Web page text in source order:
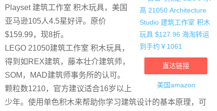
直达链接
美国amazon
Playset 建筑工作室 积木玩具，美国
亚马逊105人4.5星好评。原价
$159.99，现8折。
LEGO 21050建筑工作室 积木玩具，
得到如REX建筑，藤本壮介建筑师，
SOM，MAD建筑师事务所的认可。
颗粒数1210，官方建议适合16岁以上
少年。使用单色积木来帮助你学习建筑设计的基本原理，可